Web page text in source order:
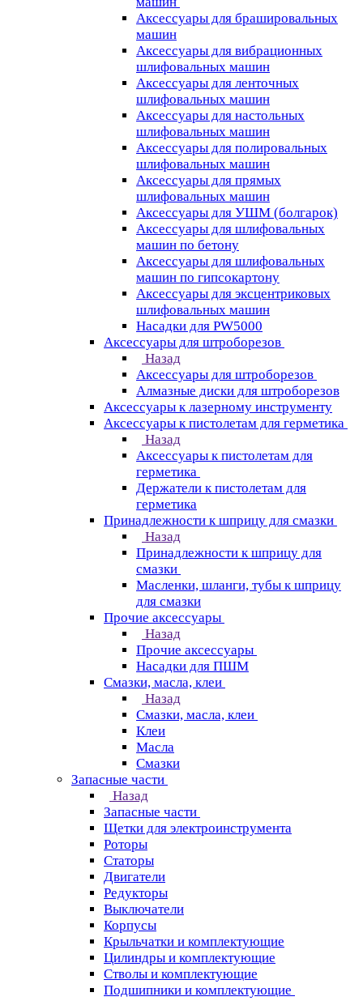
Аксессуары для брашировальных
машин
Аксессуары для вибрационных
шлифовальных машин
Аксессуары для ленточных
шлифовальных машин
Аксессуары для настольных
шлифовальных машин
Аксессуары для полировальных
шлифовальных машин
Аксессуары для прямых
шлифовальных машин
Аксессуары для УШМ (болгарок)
Аксессуары для шлифовальных
машин по бетону
Аксессуары для шлифовальных
машин по гипсокартону
Аксессуары для эксцентриковых
шлифовальных машин
Насадки для PW5000
Аксессуары для штроборезов
Назад
Аксессуары для штроборезов
Алмазные диски для штроборезов
Аксессуары к лазерному инструменту
Аксессуары к пистолетам для герметика
Назад
Аксессуары к пистолетам для
герметика
Держатели к пистолетам для
герметика
Принадлежности к шприцу для смазки
Назад
Принадлежности к шприцу для
смазки
Масленки, шланги, тубы к шприцу
для смазки
Прочие аксессуары
Назад
Прочие аксессуары
Насадки для ПШМ
Смазки, масла, клеи
Назад
Смазки, масла, клеи
Клеи
Масла
Смазки
Запасные части
Назад
Запасные части
Щетки для электроинструмента
Роторы
Статоры
Двигатели
Редукторы
Выключатели
Корпусы
Крыльчатки и комплектующие
Цилиндры и комплектующие
Стволы и комплектующие
Подшипники и комплектующие